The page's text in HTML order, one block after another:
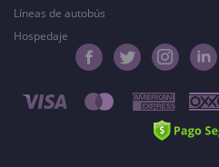
Líneas de autobús
Hospedaje